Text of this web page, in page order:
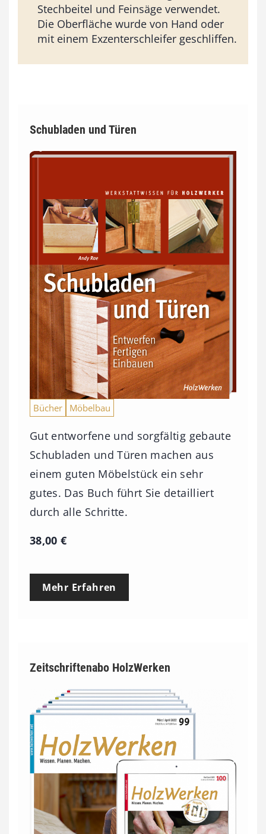
Stechbeitel und Feinsäge verwendet.
Die Oberfläche wurde von Hand oder
mit einem Exzenterschleifer geschliffen.
Schubladen und Türen
Bücher Möbelbau
Gut entworfene und sorgfältig gebaute
Schubladen und Türen machen aus
einem guten Möbelstück ein sehr
gutes. Das Buch führt Sie detailliert
durch alle Schritte.
38,00€
Mehr Erfahren
Zeitschriftenabo HolzWerken